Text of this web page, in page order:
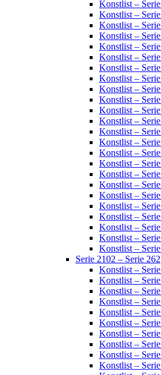
Konstlist –
Konstlist –
Konstlist –
Konstlist –
Konstlist –
Konstlist –
Konstlist –
Konstlist –
Konstlist –
Konstlist –
Konstlist –
Konstlist –
Konstlist –
Konstlist –
Konstlist –
Konstlist –
Konstlist – Serie
Konstlist –
Konstlist –
Konstlist –
Konstlist –
Konstlist –
Konstlist –
Konstlist –
Serie 2102 – Serie 262
Konstlist –
Konstlist –
Konstlist –
Konstlist –
Konstlist –
Konstlist –
Konstlist –
Konstlist –
Konstlist –
Konstlist –